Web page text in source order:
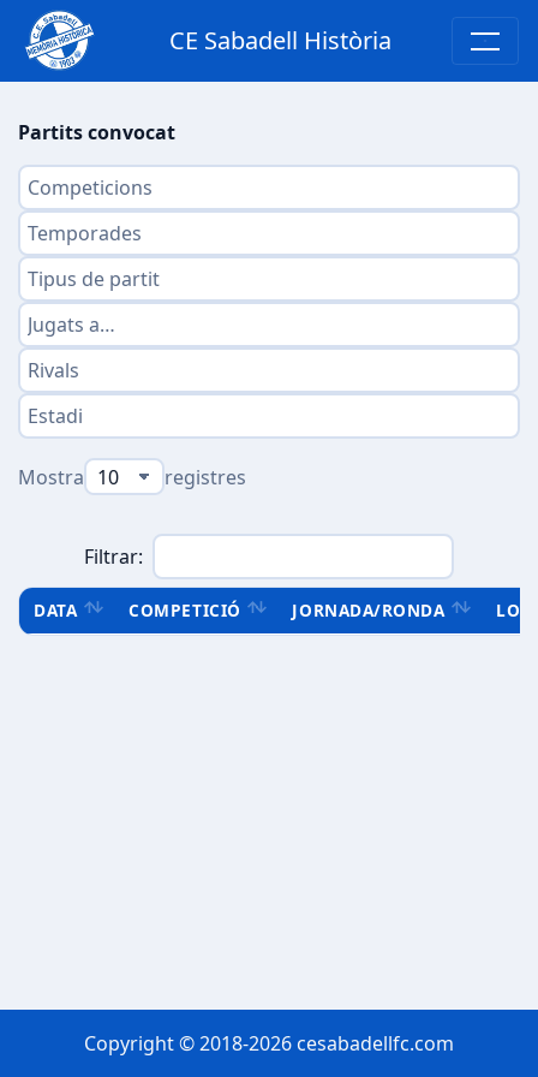
CE Sabadell Història
Partits convocat
Mostra registres
Filtrar:
DATA COMPETICIÓ JORNADA/RONDA
Copyright © 2018-2026 cesabadellfc.com